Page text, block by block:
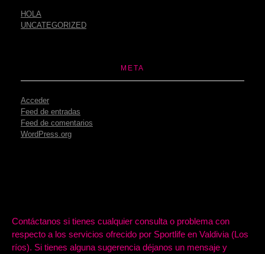
HOLA
UNCATEGORIZED
META
Acceder
Feed de entradas
Feed de comentarios
WordPress.org
Contáctanos si tienes cualquier consulta o problema con
respecto a los servicios ofrecido por Sportlife en Valdivia (Los
ríos). Si tienes alguna sugerencia déjanos un mensaje y